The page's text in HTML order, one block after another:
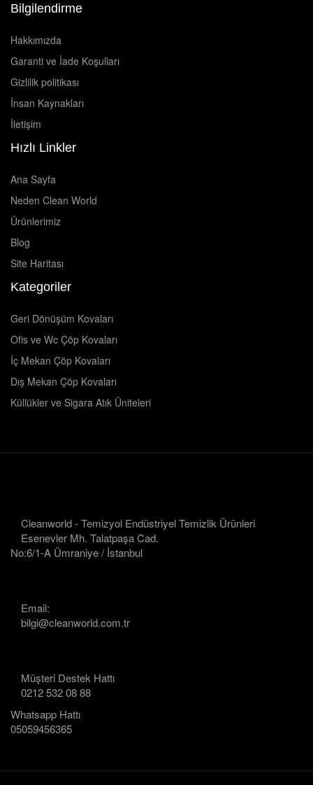
Bilgilendirme
Hakkımızda
Garanti ve İade Koşulları
Gizlilik politikası
İnsan Kaynakları
İletişim
Hızlı Linkler
Ana Sayfa
Neden Clean World
Ürünlerimiz
Blog
Site Haritası
Kategoriler
Geri Dönüşüm Kovaları
Ofis ve Wc Çöp Kovaları
İç Mekan Çöp Kovaları
Dış Mekan Çöp Kovaları
Küllükler ve Sigara Atık Üniteleri
Cleanworld - Temizyol Endüstriyel Temizlik Ürünleri
Esenevler Mh. Talatpaşa Cad.
No:6/1-A Ümraniye / İstanbul
Email:
bilgi@cleanworld.com.tr
Müşteri Destek Hattı
0212 532 08 88
Whatsapp Hattı
05059456365